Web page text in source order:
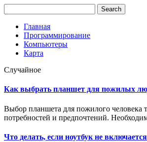
Главная
Программирование
Компьютеры
Карта
Случайное
Как выбрать планшет для пожилых
Выбор планшета для пожилого человека
потребностей и предпочтений.
Что делать, если ноутбук не